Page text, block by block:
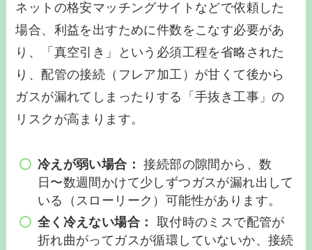
ネットの格安マッチングサイトなどで依頼した
場合、利益を出すために件数をこなす必要があ
り、「真空引き」という必須工程を省略された
り、配管の接続（フレア加工）が甘くて後から
ガスが漏れてしまったりする「手抜き工事」の
リスクが高まります。
冷えが弱い場合： 接続部の隙間から、数
日〜数週間かけて少しずつガスが漏れ出して
いる（スローリーク）可能性があります。
全く冷えない場合：
取付時のミスで配管が
折れ曲がってガスが循環していないか、接続